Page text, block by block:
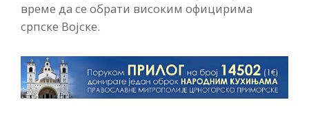
време да се обрати високим официрима
српске Војске.